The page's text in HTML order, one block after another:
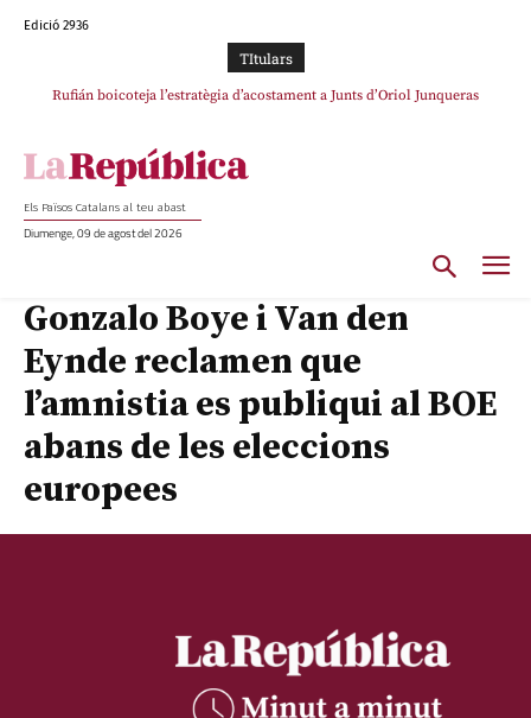
Edició 2936
TItulars
Rufián boicoteja l’estratègia d’acostament a Junts d’Oriol Junqueras
Els Països Catalans al teu abast
Diumenge, 09 de agost del 2026
Gonzalo Boye i Van den
Eynde reclamen que
l’amnistia es publiqui al BOE
abans de les eleccions
europees